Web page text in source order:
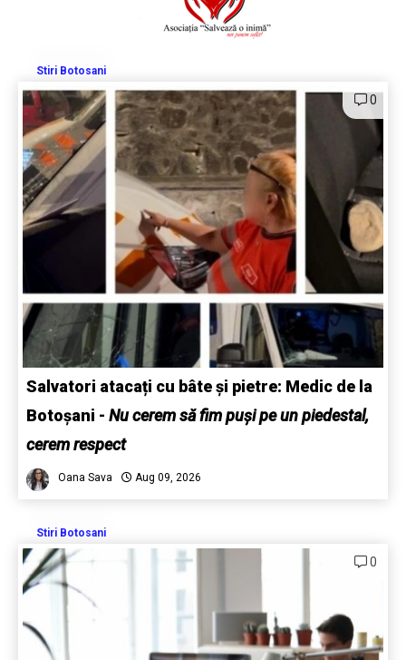
Stiri Botosani
0
Salvatori atacați cu bâte și pietre: Medic de la
Botoșani - Nu cerem să fim puși pe un piedestal,
cerem respect
Oana Sava Aug 09, 2026
Stiri Botosani
0